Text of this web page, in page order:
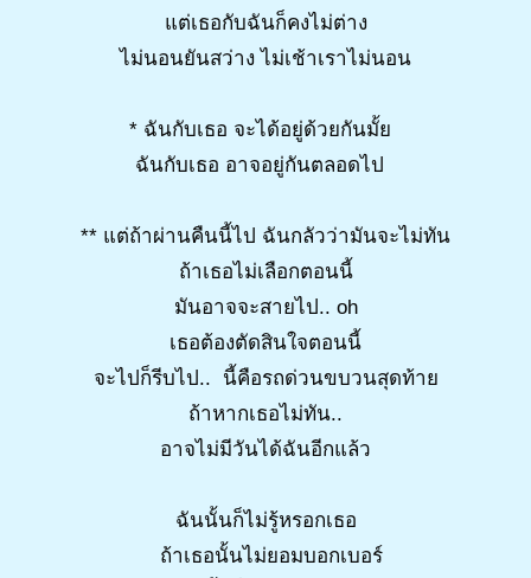
แต่เธอกับฉันก็คงไม่ต่าง
ไม่นอนยันสว่าง ไม่เช้าเราไม่นอน
* ฉันกับเธอ จะได้อยู่ด้วยกันมั้ย
ฉันกับเธอ อาจอยู่กันตลอดไป
** แต่ถ้าผ่านคืนนี้ไป ฉันกลัวว่ามันจะไม่ทัน
ถ้าเธอไม่เลือกตอนนี้
มันอาจจะสายไป.. oh
เธอต้องตัดสินใจตอนนี้
จะไปก็รีบไป.. นี้คือรถด่วนขบวนสุดท้าย
ถ้าหากเธอไม่ทัน..
อาจไม่มีวันได้ฉันอีกแล้ว
ฉันนั้นก็ไม่รู้หรอกเธอ
ถ้าเธอนั้นไม่ยอมบอกเบอร์